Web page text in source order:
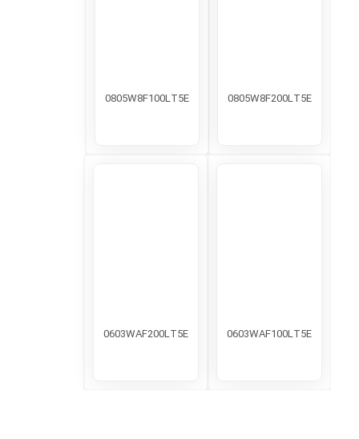
0805W8F200LT5E
0805W8F100LT5E
0603WAF100LT5E
0603WAF200LT5E